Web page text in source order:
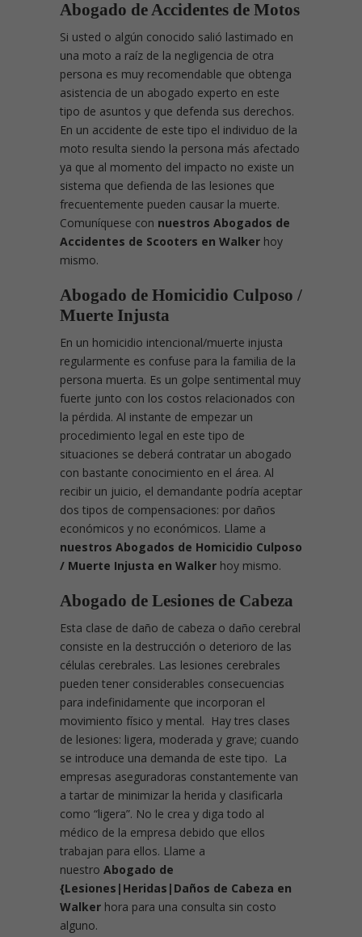
Abogado de Accidentes de Motos
Si usted o algún conocido salió lastimado en
una moto a raíz de la negligencia de otra
persona es muy recomendable que obtenga
asistencia de un abogado experto en este
tipo de asuntos y que defenda sus derechos.
En un accidente de este tipo el individuo de la
moto resulta siendo la persona más afectado
ya que al momento del impacto no existe un
sistema que defienda de las lesiones que
frecuentemente pueden causar la muerte.
Comuníquese con nuestros Abogados de
Accidentes de Scooters en Walker hoy
mismo.
Abogado de Homicidio Culposo /
Muerte Injusta
En un homicidio intencional/muerte injusta
regularmente es confuse para la familia de la
persona muerta. Es un golpe sentimental muy
fuerte junto con los costos relacionados con
la pérdida. Al instante de empezar un
procedimiento legal en este tipo de
situaciones se deberá contratar un abogado
con bastante conocimiento en el área. Al
recibir un juicio, el demandante podría aceptar
dos tipos de compensaciones: por daños
económicos y no económicos. Llame a
nuestros Abogados de Homicidio Culposo
/ Muerte Injusta en Walker hoy mismo.
Abogado de Lesiones de Cabeza
Esta clase de daño de cabeza o daño cerebral
consiste en la destrucción o deterioro de las
células cerebrales. Las lesiones cerebrales
pueden tener considerables consecuencias
para indefinidamente que incorporan el
movimiento físico y mental. Hay tres clases
de lesiones: ligera, moderada y grave; cuando
se introduce una demanda de este tipo. La
empresas aseguradoras constantemente van
a tartar de minimizar la herida y clasificarla
como “ligera”. No le crea y diga todo al
médico de la empresa debido que ellos
trabajan para ellos. Llame a
nuestro Abogado de
{Lesiones|Heridas|Daños de Cabeza en
Walker hora para una consulta sin costo
alguno.